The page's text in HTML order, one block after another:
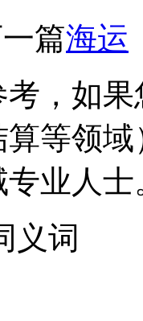
篇海运
，如
算等领
业人士
义词